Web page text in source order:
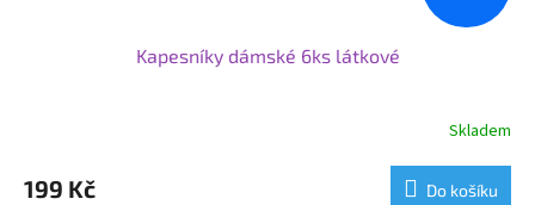
Kapesníky dámské 6ks látkové
Skladem
199 Kč Do košíku